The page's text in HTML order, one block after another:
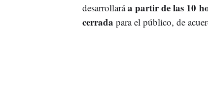
desarrollaráa partir de las 10
cerrada para el público, de